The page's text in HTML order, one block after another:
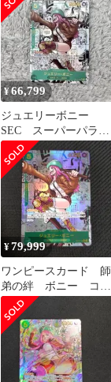
¥66,799
ジュエリーボニー
SEC スーパーパラレ
ル
¥79,999
ワンピースカード 師
弟の絆 ボニー コミ
パラ 美品